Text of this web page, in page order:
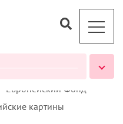
Европейский Фонд
картины